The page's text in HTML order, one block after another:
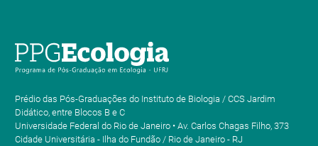
Prédio das Pós-Graduações do Instituto de Biologia / CCS Jardim
Didático, entre Blocos B e C
Universidade Federal do Rio de Janeiro • Av. Carlos Chagas Filho, 373
Cidade Universitária - Ilha do Fundão / Rio de Janeiro - RJ